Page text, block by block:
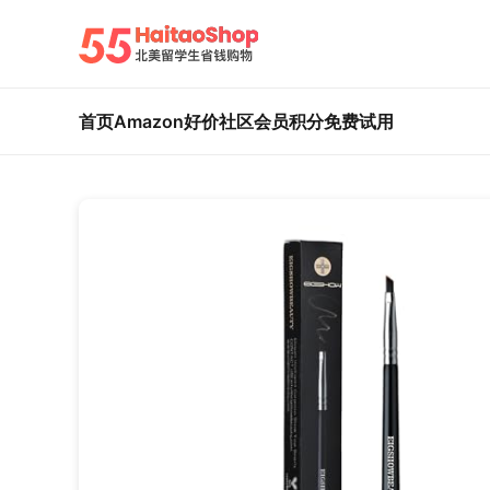
首页Amazon好价社区会员积分免费试用